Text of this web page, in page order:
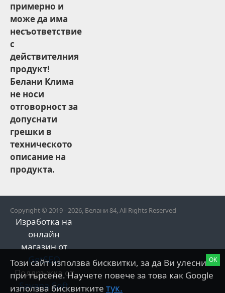
примерно и
може да има
несъответствие
с
действителния
продукт!
Белани Клима
не носи
отговорност за
допуснати
грешки в
техническото
описание на
продукта.
Copyright © 2019 - 2026, Белани 84, All Rights Reserved
Изработка на
онлайн
магазин от
GetSEO
Поддръжка от
Savana Soft
OK
Този сайт използва бисквитки, за да Ви улесни
при търсене. Научете повече за това как Google
използва бисквитките тук.